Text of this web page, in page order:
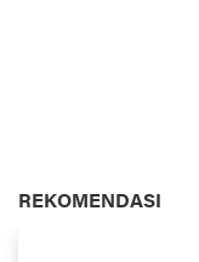
REKOMENDASI